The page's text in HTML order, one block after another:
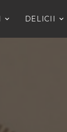
DELICII